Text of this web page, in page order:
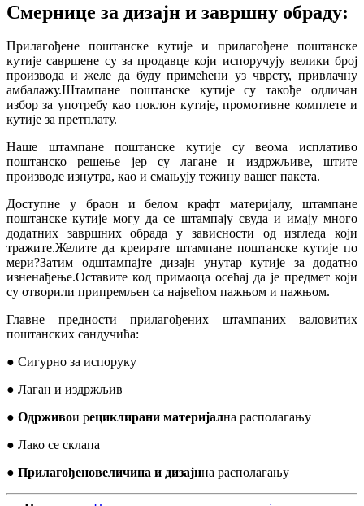
Смернице за дизајн и завршну обраду:
Прилагођене поштанске кутије и прилагођене поштанске
кутије савршене су за продавце који испоручују велики број
производа и желе да буду примећени уз чврсту, привлачну
амбалажу.Штампане поштанске кутије су такође одличан
избор за употребу као поклон кутије, промотивне комплете и
кутије за претплату.
Наше штампане поштанске кутије су веома исплативо
поштанско решење јер су лагане и издржљиве, штите
производе изнутра, као и смањују тежину вашег пакета.
Доступне у браон и белом крафт материјалу, штампане
поштанске кутије могу да се штампају свуда и имају много
додатних завршних обрада у зависности од изгледа који
тражите.Желите да креирате штампане поштанске кутије по
мери?Затим одштампајте дизајн унутар кутије за додатно
изненађење.Оставите код примаоца осећај да је предмет који
су отворили припремљен са највећом пажњом и пажњом.
Главне предности прилагођених штампаних валовитих
поштанских сандучића:
● Сигурно за испоруку
● Лаган и издржљив
● Одрживои рециклирани материјална располагању
● Лако се склапа
● Прилагођеновеличина и дизајнна располагању